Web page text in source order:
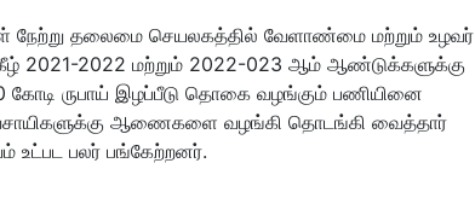
நேற்று தலைமை செயலகத்தில் வேளாண்மை மற்றும் உழவர்
கீழ் 2021-2022 மற்றும் 2022-023 ஆம் ஆண்டுக்களுக்கு
கோடி ருபாய் இழப்பீடு தொகை வழங்கும் பணியினை
ஆணைகளை வழங்கி தொடங்கி வைத்தார்
பலர் பங்கேற்றனர்.